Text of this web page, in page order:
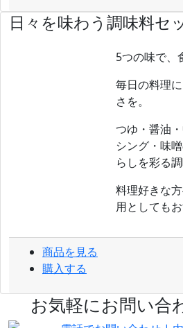
日々を味わう調味料セ
5つの味で、
毎日の料理
さを。
つゆ・醤油
シング・味
らしを彩る
料理好きな
用としてもお
商品を見る
購入する
お気軽にお問い合